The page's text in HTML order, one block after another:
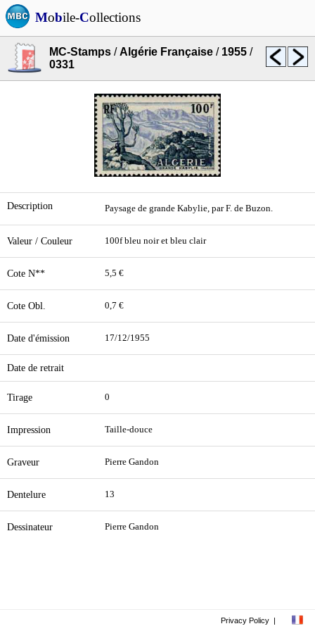
Mobile-Collections
MC-Stamps /Algérie Française / 1955 /
0331
Description Paysage de grande Kabylie, par F. de Buzon.
Valeur / Couleur 100f bleu noir et bleu clair
Cote N** 5,5 €
Cote Obl. 0,7 €
Date d'émission 17/12/1955
Date de retrait
Tirage 0
Impression Taille-douce
Graveur Pierre Gandon
Dentelure 13
Dessinateur Pierre Gandon
Privacy Policy |